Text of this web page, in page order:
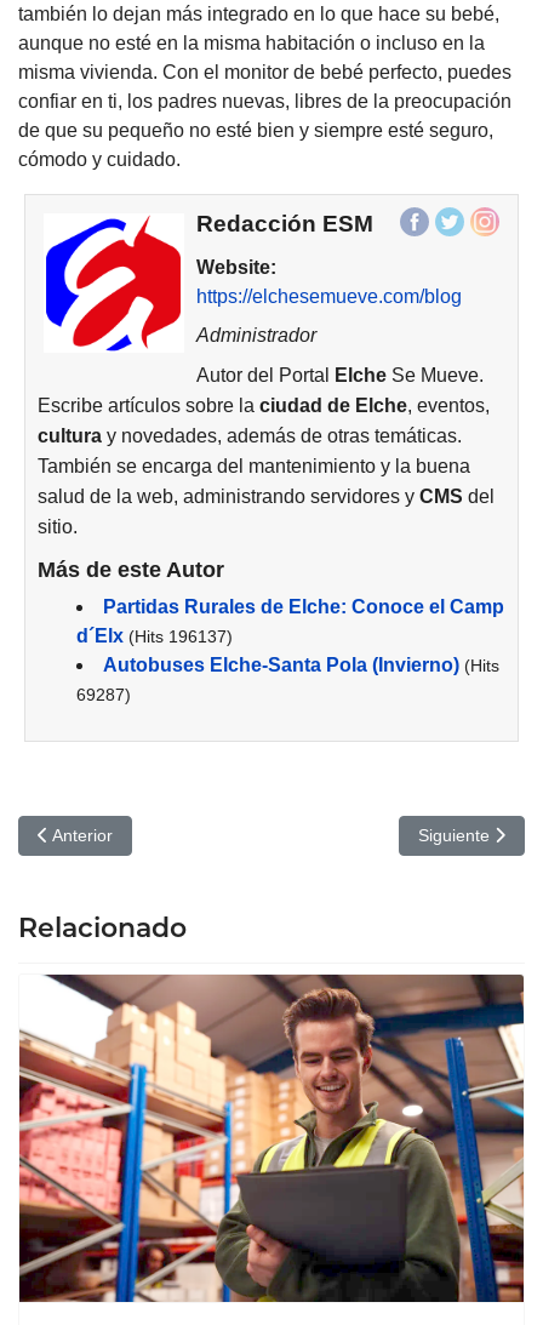
también lo dejan más integrado en lo que hace su bebé,
aunque no esté en la misma habitación o incluso en la
misma vivienda. Con el monitor de bebé perfecto, puedes
confiar en ti, los padres nuevas, libres de la preocupación
de que su pequeño no esté bien y siempre esté seguro,
cómodo y cuidado.
Redacción ESM
Website:
https://elchesemueve.com/blog
Administrador
Autor del Portal
ElcheSe Mueve.
Escribe artículos sobre la ciudad de Elche, eventos,
cultura y novedades, además de otras temáticas.
También se encarga del mantenimiento y la buena
salud de la web, administrando servidores y CMS del
sitio.
Más de este Autor
Partidas Rurales de Elche: Conoce el Camp
d´Elx (Hits 196137)
Autobuses Elche-Santa Pola (Invierno) (Hits
69287)
Artículo anterior: Adiós a la bañera: la tendencia que conquista
Anterior Artículo
Siguiente
Relacionado